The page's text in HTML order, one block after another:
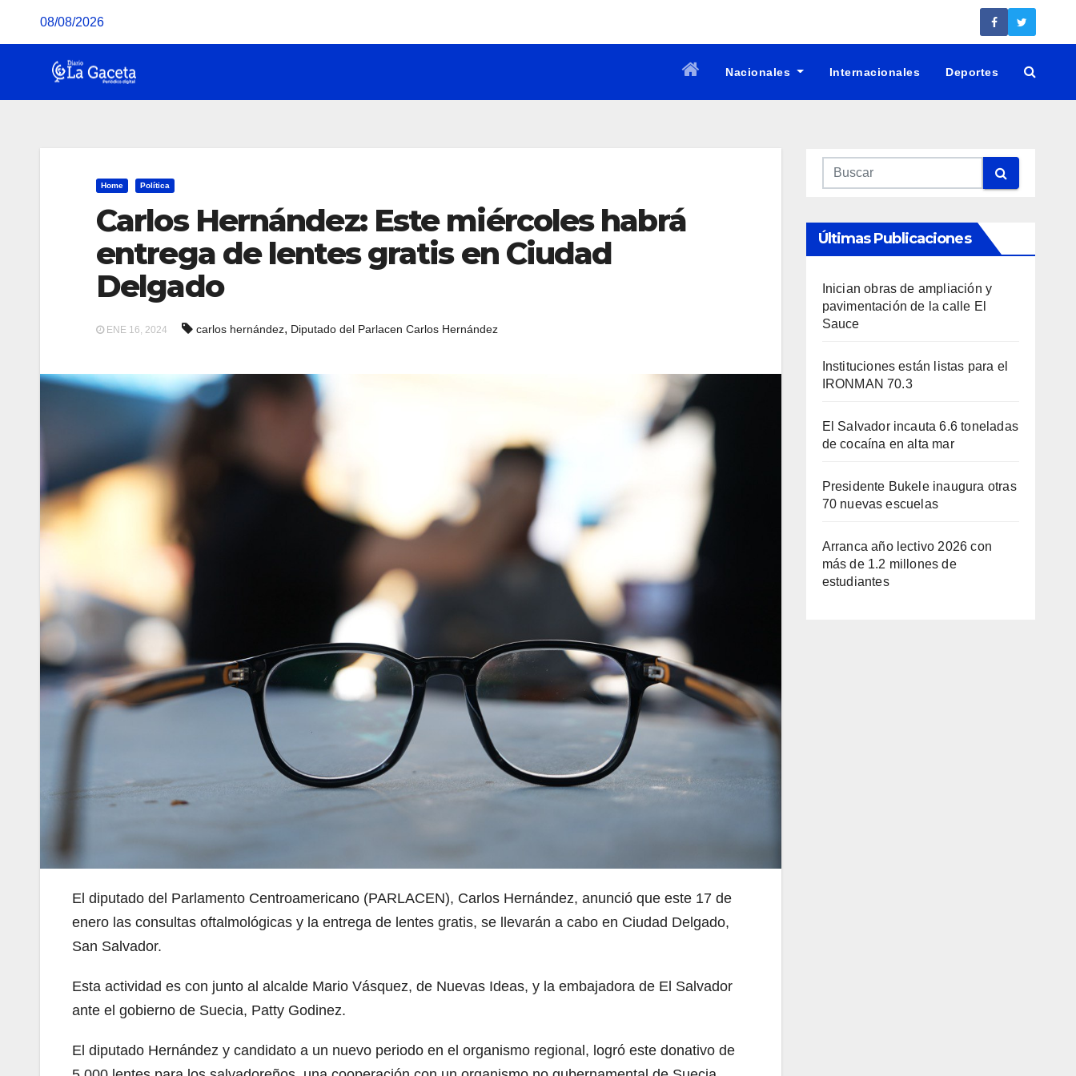
08/08/2026
Nacionales Internacionales Deportes
Home Política
Carlos Hernández: Este miércoles habrá
entrega de lentes gratis en Ciudad
Delgado
ENE 16, 2024 carlos hernández, Diputado del Parlacen Carlos Hernández
El diputado del Parlamento Centroamericano (PARLACEN), Carlos Hernández, anunció que este 17 de
enero las consultas oftalmológicas y la entrega de lentes gratis, se llevarán a cabo en Ciudad Delgado,
San Salvador.
Esta actividad es con junto al alcalde Mario Vásquez, de Nuevas Ideas, y la embajadora de El Salvador
ante el gobierno de Suecia, Patty Godinez.
El diputado Hernández y candidato a un nuevo periodo en el organismo regional, logró este donativo de
Últimas Publicaciones
Inician obras de ampliación y
pavimentación de la calle El
Sauce
Instituciones están listas para el
IRONMAN 70.3
El Salvador incauta 6.6 toneladas
de cocaína en alta mar
Presidente Bukele inaugura otras
70 nuevas escuelas
Arranca año lectivo 2026 con
más de 1.2 millones de
estudiantes